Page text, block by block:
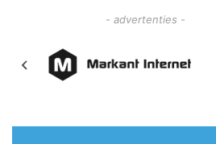
- advertenties -